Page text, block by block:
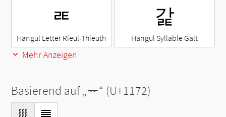
ㄾ
Hangul Letter Rieul-Thieuth
갍
Hangul Syllable Galt
Mehr Anzeigen
Basierend auf „ᅲ“ (U+1172)